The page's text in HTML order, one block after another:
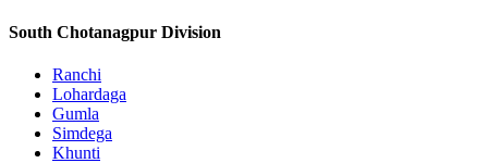
South Chotanagpur Division
Ranchi
Lohardaga
Gumla
Simdega
Khunti